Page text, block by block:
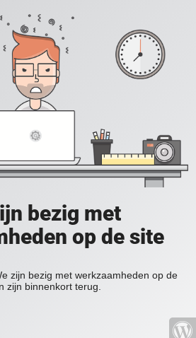
bezig met
op de site
zijn bezig met werkzaamheden op de
zijn binnenkort terug.